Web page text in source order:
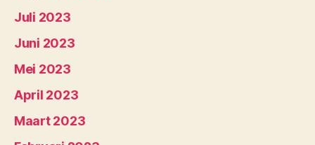
Juli 2023
Juni 2023
Mei 2023
April 2023
Maart 2023